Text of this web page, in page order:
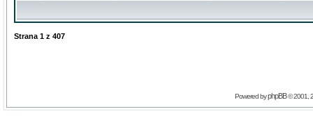
Strana 1 z 407
Powered byphpBB© 2001,